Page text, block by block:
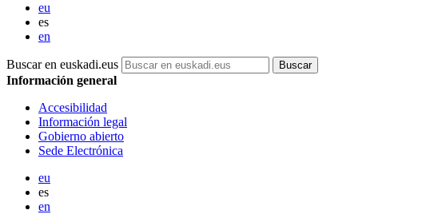
eu
es
en
Buscar en euskadi.eus
Información general
Accesibilidad
Información legal
Gobierno abierto
Sede Electrónica
eu
es
en